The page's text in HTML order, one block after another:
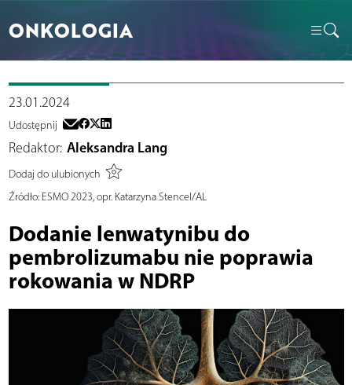
ONKOLOGIA
23.01.2024
Udostępnij
Redaktor: Aleksandra Lang
Dodaj do ulubionych
Źródło:ESMO 2023, opr. Katarzyna Stencel/AL
Dodanie lenwatynibu do
pembrolizumabu nie poprawia
rokowania w NDRP